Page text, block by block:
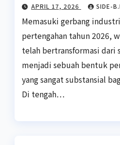
APRIL 17, 2026 SIDE-
Memasuki gerbang
pertengahan tahun 2026,
telah bertransformasi dari
menjadi sebuah bentuk
yang sangat substansial
Di tengah…